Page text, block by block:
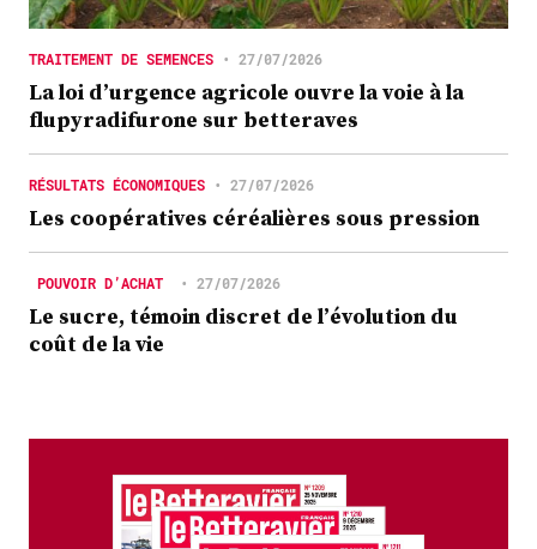
TRAITEMENT DE SEMENCES • 27/07/2026
La loi d’urgence agricole ouvre la voie à la
flupyradifurone sur betteraves
RÉSULTATS ÉCONOMIQUES • 27/07/2026
Les coopératives céréalières sous pression
POUVOIR D’ACHAT • 27/07/2026
Le sucre, témoin discret de l’évolution du
coût de la vie